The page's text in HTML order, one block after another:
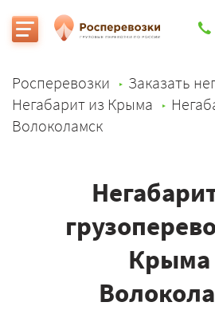
Росперевозки
Заказать
Негабарит из Крыма
Волоколамск
Крыма